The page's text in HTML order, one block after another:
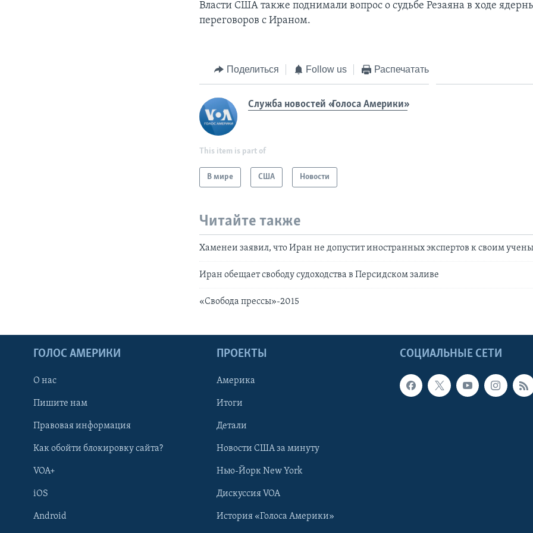
Власти США также поднимали вопрос о судьбе Резаяна в ходе
переговоров с Ираном.
Поделиться Follow us Распечатать
Служба новостей «Голоса Америки»
This item is part of
В мире США Новости
Читайте также
Хаменеи заявил, что Иран не допустит иностранных экспертов к своим
Иран обещает свободу судоходства в Персидском заливе
«Свобода прессы»-2015
СОЦИАЛЬНЫЕ СЕТИ
ГОЛОС АМЕРИКИ
О нас
Пишите нам
Правовая информация
Как обойти блокировку сайта?
VOA+
iOS
Android
ПРОЕКТЫ
Америка
Итоги
Детали
Новости США за минуту
Нью-Йорк New York
Дискуссия VOA
История «Голоса Америки»